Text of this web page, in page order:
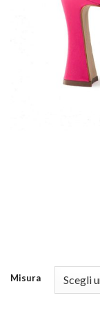
Misura